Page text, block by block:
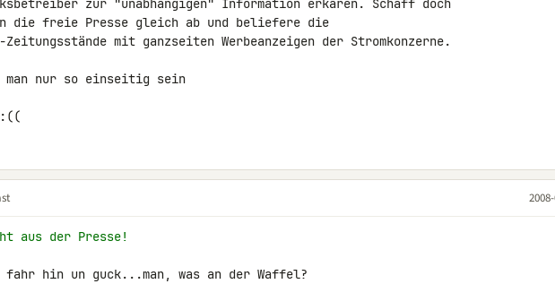
zur "unabhängigen" Information erkären. Schaff doch
die freie Presse gleich ab und beliefere die
Zeitungsstände mit ganzseiten Werbeanzeigen der Stromkonzerne.
man nur so einseitig sein
:((
aus der Presse!
fahr hin un guck...man, was an der Waffel?